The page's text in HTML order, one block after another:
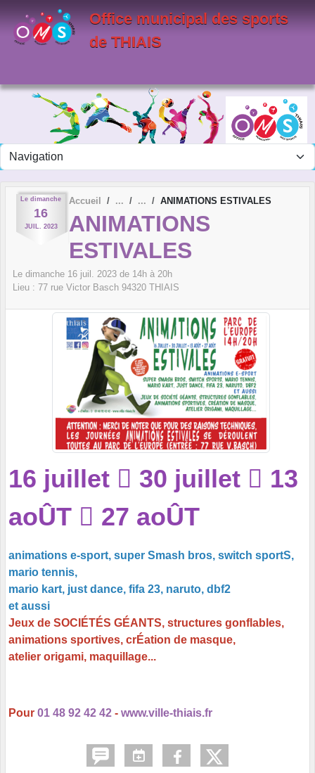
Office municipal des sports
de THIAIS
Le dimanche
16
JUIL. 2023
Accueil ANIMATIONS ESTIVALES
ANIMATIONS
ESTIVALES
Le dimanche 16 juil. 2023 de 14h à 20h
Lieu : 77 rue Victor Basch 94320 THIAIS
16 juillet  30 juillet  13
aoÛT  27 aoÛT
animations e-sport, super Smash bros, switch sportS,
mario tennis,
mario kart, just dance, fifa 23, naruto, dbf2
et aussi
Jeux de SOCIÉTÉS GÉANTS, structures gonflables,
animations sportives, crÉation de masque,
atelier origami, maquillage...
Pour 01 48 92 42 42 - www.ville-thiais.fr
Panneau de gestion des cookies